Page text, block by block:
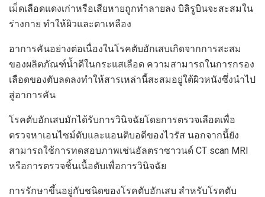
เม็ดเลือดแดงเก่าหรือเสียหายถูกทำลายลง บิลิรูบินจะสะสมใน
ร่างกาย ทำให้ผิวและตาเหลือง
อาการคันอย่างต่อเนื่องในโรคตับอักเสบเกิดจากการสะสม
ของผลิตภัณฑ์น้ำดีในกระแสเลือด ความสามารถในการกรอง
เลือดของตับลดลงทำให้สารเหล่านี้สะสมอยู่ใต้ผิวหนังซึ่งนำไป
สู่อาการคัน
โรคตับอักเสบมักได้รับการวินิจฉัยโดยการตรวจเลือดเพื่อ
ตรวจหาเอนไซม์ตับและแอนติบอดีของไวรัส นอกจากนี้ยัง
สามารถใช้การทดสอบภาพเช่นอัลตราซาวนด์ CT scan MRI
หรือการตรวจชิ้นเนื้อตับเพื่อการวินิจฉัย
การรักษาขึ้นอยู่กับชนิดของโรคตับอักเสบ สำหรับโรคตับ